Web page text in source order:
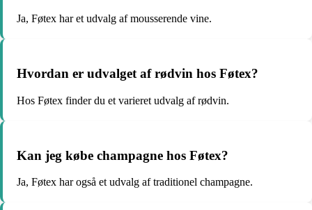
Ja, Føtex har et udvalg af mousserende vine.
Hvordan er udvalget af rødvin hos Føtex?
Hos Føtex finder du et varieret udvalg af rødvin.
Kan jeg købe champagne hos Føtex?
Ja, Føtex har også et udvalg af traditionel champagne.